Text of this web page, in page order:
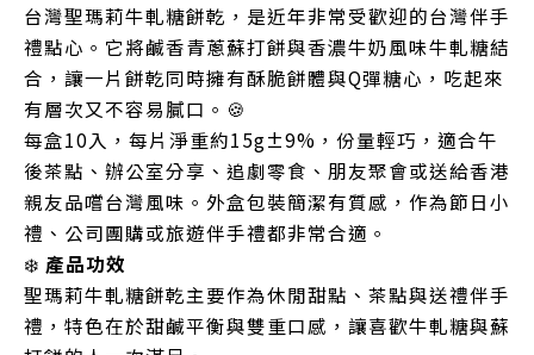
台灣聖瑪莉牛軋糖餅乾，是近年非常受歡迎的台灣伴手
禮點心。它將鹹香青蔥蘇打餅與香濃牛奶風味牛軋糖結
合，讓一片餅乾同時擁有酥脆餅體與Q彈糖心，吃起來
有層次又不容易膩口。🍪
每盒10入，每片淨重約15g±9%，份量輕巧，適合午
後茶點、辦公室分享、追劇零食、朋友聚會或送給香港
親友品嚐台灣風味。外盒包裝簡潔有質感，作為節日小
禮、公司團購或旅遊伴手禮都非常合適。
❄️ 產品功效
聖瑪莉牛軋糖餅乾主要作為休閒甜點、茶點與送禮伴手
禮，特色在於甜鹹平衡與雙重口感，讓喜歡牛軋糖與蘇